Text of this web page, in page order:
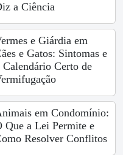
a Ciência
e Giárdia em
e Gatos: Sintomas e
Calendário Certo de
em Condomínio:
Que a Lei Permite e
Resolver Conflitos